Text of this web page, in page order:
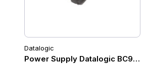
Datalogic
Power Supply Datalogic